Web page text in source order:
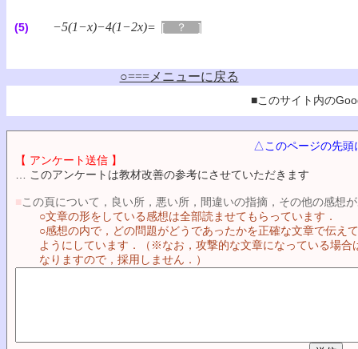
(5) −5(1−x)−4(1−2x)= [ ？ ]
○===メニューに戻る
■このサイト内の
△このページの先
【 アンケート送信 】
… このアンケートは教材改善の参考にさせていただきます
■この頁について，良い所，悪い所，間違いの指摘，その他の感想
○文章の形をしている感想は全部読ませてもらっています．
○感想の内で，どの問題がどうであったかを正確な文章で伝え
ようにしています．（※なお，攻撃的な文章になっている場
なりますので，採用しません．）